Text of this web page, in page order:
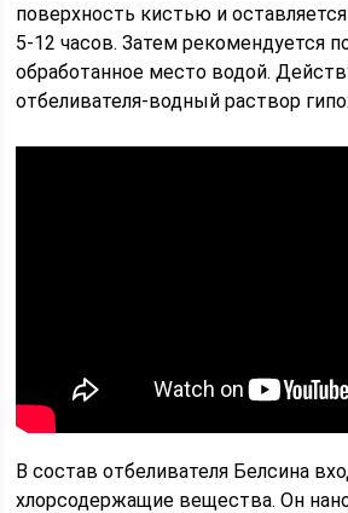
поверхность кистью и
5-12 часов. Затем рекомендуется
обработанное место водой.
отбеливателя-водный раствор
В состав отбеливателя Белсина
хлорсодержащие вещества. Он